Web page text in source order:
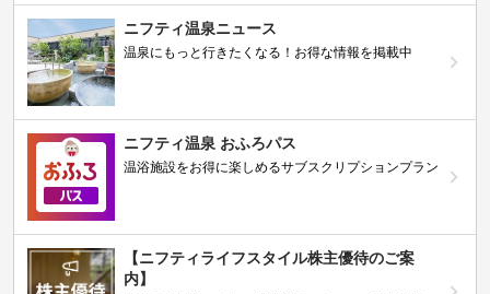
ニフティ温泉ニュース
温泉にもっと行きたくなる！お得な情報を掲載中
ニフティ温泉 おふろパス
温浴施設をお得に楽しめるサブスクリプションプラン
【ニフティライフスタイル株主優待のご案
内】